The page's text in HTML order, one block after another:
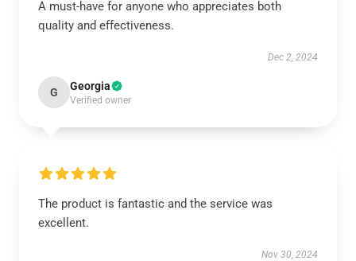
A must-have for anyone who appreciates both
quality and effectiveness.
Dec 2, 2024
G Georgia
Verified owner
The product is fantastic and the service was
excellent.
Nov 30, 2024